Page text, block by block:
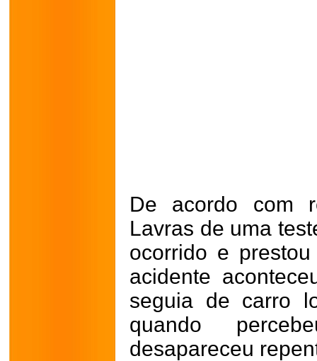
De acordo com
Lavras de uma
ocorrido e
acidente
seguia de carro
quando
desapareceu